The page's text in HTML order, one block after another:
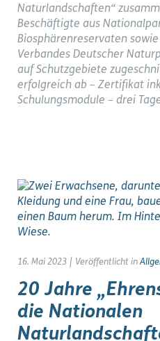
Naturlandschaften“
Beschäftigte aus
Biosphärenreservaten
Verbandes Deutscher
auf Schutzgebiete
erfolgreich ab – Zertifikat
Schulungsmodule – drei
16. Mai 2023 | Veröffentlicht in
20 Jahre
die Nationalen